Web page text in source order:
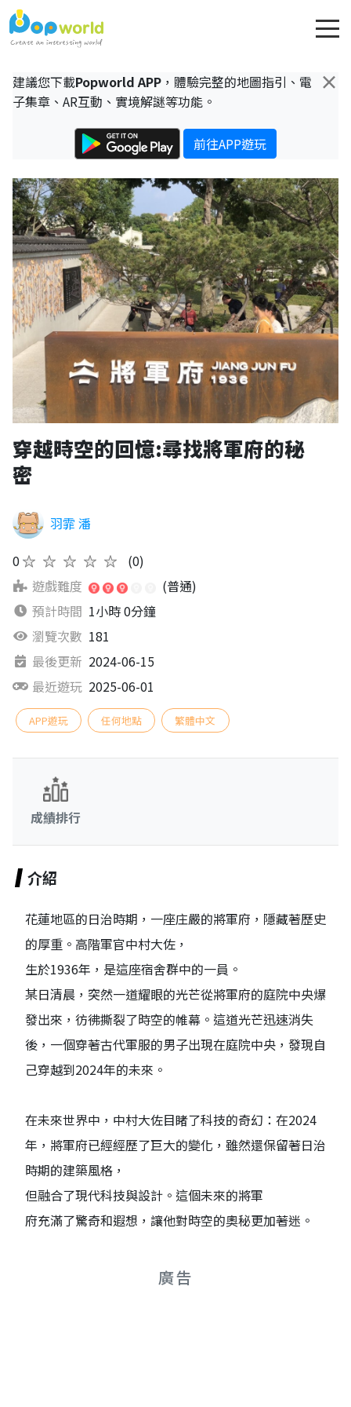
×
建議您下載Popworld APP ，體驗完整的地圖指引、電
子集章、AR互動、實境解謎等功能。
前往APP遊玩
穿越時空的回憶:尋找將軍府的秘
密
羽霏 潘
0★★★★★
(0)
遊戲難度
(普通)
預計時間 1小時 0分鐘
瀏覽次數 181
最後更新 2024-06-15
最近遊玩 2025-06-01
APP遊玩 任何地點 繁體中文
成績排行
介紹
花蓮地區的日治時期，一座庄嚴的將軍府，隱藏著歷史
的厚重。高階軍官中村大佐，
生於1936年，是這座宿舍群中的一員。
某日清晨，突然一道耀眼的光芒從將軍府的庭院中央爆
發出來，彷彿撕裂了時空的帷幕。這道光芒迅速消失
後，一個穿著古代軍服的男子出現在庭院中央，發現自
己穿越到2024年的未來。
在未來世界中，中村大佐目睹了科技的奇幻：在2024
年，將軍府已經經歷了巨大的變化，雖然還保留著日治
時期的建築風格，
但融合了現代科技與設計。這個未來的將軍
府充滿了驚奇和遐想，讓他對時空的奧秘更加著迷。
廣告